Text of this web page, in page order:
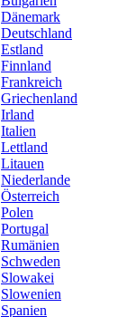
Dänemark
Deutschland
Estland
Finnland
Frankreich
Griechenland
Irland
Italien
Lettland
Litauen
Niederlande
Österreich
Polen
Portugal
Rumänien
Schweden
Slowakei
Slowenien
Spanien